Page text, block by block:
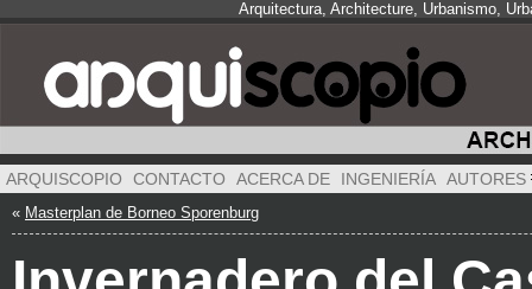
Arquitectura, Architecture, Urbanismo,
ARQUISCOPIO CONTACTO ACERCA DE INGENIERÍA AUTORES
« Masterplan de Borneo Sporenburg